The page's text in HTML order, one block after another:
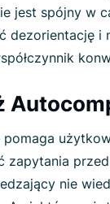
jest spójny w
dezorientację i
zapytania przed
nie